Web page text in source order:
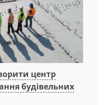
центр
будівельних